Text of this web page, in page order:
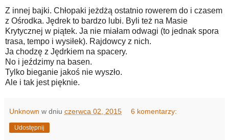
Z innej bajki. Chłopaki jeżdżą ostatnio rowerem do i czasem
z Ośrodka. Jędrek to bardzo lubi. Byli też na Masie
Krytycznej w piątek. Ja nie miałam odwagi (to jednak spora
trasa, tempo i wysiłek). Rajdowcy z nich.
Ja chodzę z Jędrkiem na spacery.
No i jeździmy na basen.
Tylko bieganie jakoś nie wyszło.
Ale i tak jest pięknie.
Unknown w dniu czerwca 02, 2015 6 komentarzy:
Udostępnij